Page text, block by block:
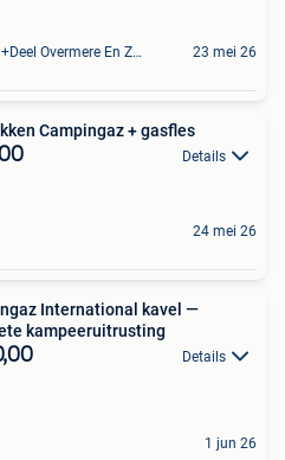
Lokeren+Deel Overmere En Zele 23 mei 26
Campingaz + gasfles
Details
24 mei 26
International kavel —
kampeeruitrusting
Details
1 jun 26